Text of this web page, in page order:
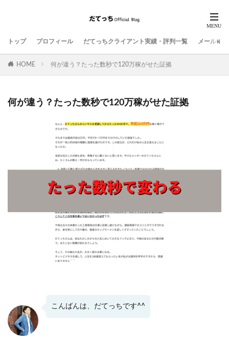
トップ プロフィール だてっちクライアント実績・評判一覧 メールマ
HOME 何が違う？たった数秒で120万稼がせた証拠
何が違う？たった数秒で120万稼がせた証拠
こんばんは、だてっちです^^